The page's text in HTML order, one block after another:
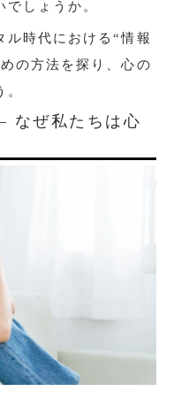
しょうか。
ル時代における“情報
の方法を探り、心の
なぜ私たちは心